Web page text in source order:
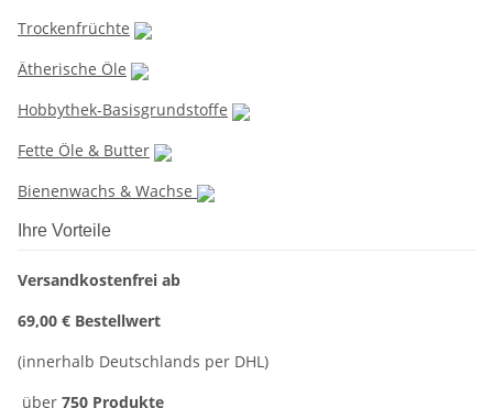
Trockenfrüchte
Ätherische Öle
Hobbythek-Basisgrundstoffe
Fette Öle & Butter
Bienenwachs & Wachse
Ihre Vorteile
Versandkostenfrei ab
69,00 € Bestellwert
(innerhalb Deutschlands per DHL)
über 750 Produkte